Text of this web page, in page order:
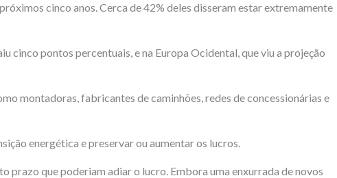
cinco anos. Cerca de 42% deles disseram estar extremamente
cinco pontos percentuais, e na Europa Ocidental, que viu a projeção
montadoras, fabricantes de caminhões, redes de concessionárias e
energética e preservar ou aumentar os lucros.
prazo que poderiam adiar o lucro. Embora uma enxurrada de novos